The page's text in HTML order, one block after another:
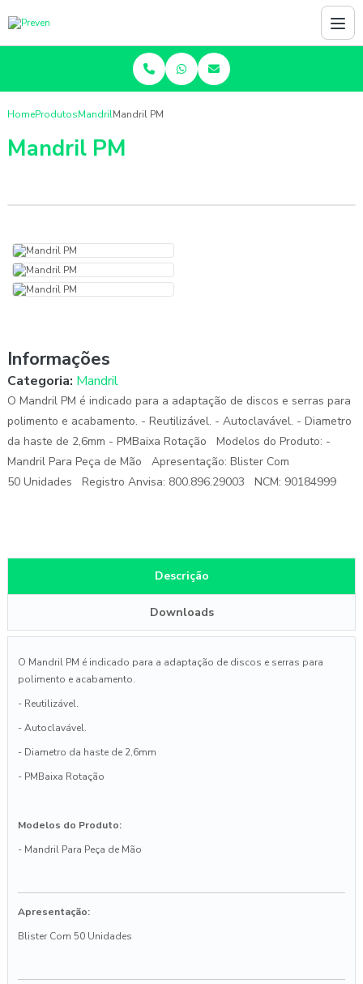
HomeProdutosMandrilMandril PM
Mandril PM
Informações
Categoria: Mandril
O Mandril PM é indicado para a adaptação de discos e serras para
polimento e acabamento. - Reutilizável. - Autoclavável. - Diametro
da haste de 2,6mm - PMBaixa Rotação Modelos do Produto: -
Mandril Para Peça de Mão Apresentação: Blister Com
50 Unidades Registro Anvisa: 800.896.29003 NCM: 90184999
Descrição
Downloads
O Mandril PM é indicado para a adaptação de discos e serras para
polimento e acabamento.
- Reutilizável.
- Autoclavável.
- Diametro da haste de 2,6mm
- PMBaixa Rotação
Modelos do Produto:
- Mandril Para Peça de Mão
Apresentação:
Blister Com 50 Unidades